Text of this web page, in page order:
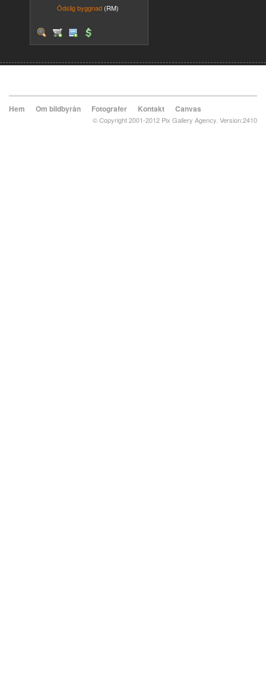
Ödslig byggnad (RM)
Hem Om bildbyrån Fotografer Kontakt Canvas
© Copyright 2001-2012 Pix Gallery Agency. Version:2410